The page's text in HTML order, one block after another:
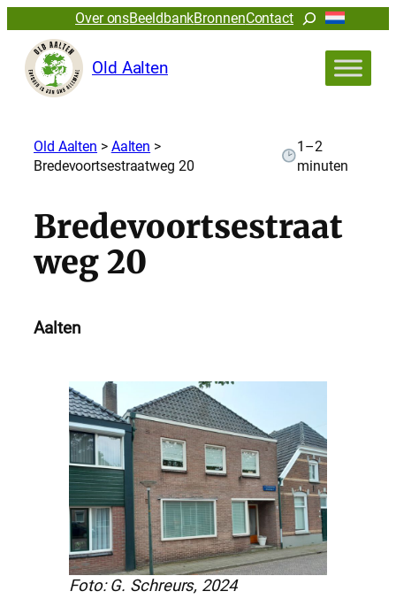
Over onsBeeldbankBronnenContactZoeken
Old Aalten
Old Aalten > Aalten >
Bredevoortsestraatweg 20
1–2
minuten
Bredevoortsestraat
weg 20
Aalten
Foto: G. Schreurs, 2024